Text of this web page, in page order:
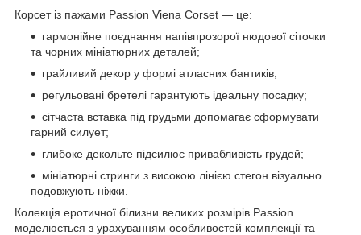
Корсет із пажами Passion Viena Corset — це:
гармонійне поєднання напівпрозорої нюдової сіточки
та чорних мініатюрних деталей;
грайливий декор у формі атласних бантиків;
регульовані бретелі гарантують ідеальну посадку;
сітчаста вставка під грудьми допомагає сформувати
гарний силует;
глибоке декольте підсилює привабливість грудей;
мініатюрні стринги з високою лінією стегон візуально
подовжують ніжки.
Колекція еротичної білизни великих розмірів Passion
моделюється з урахуванням особливостей комплекції та